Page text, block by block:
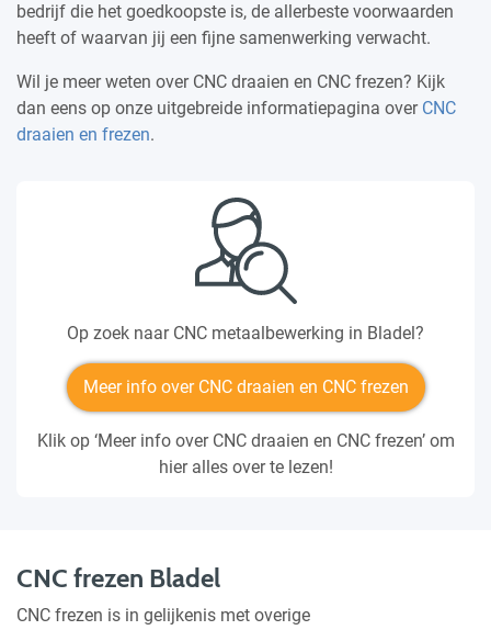
bedrijf die het goedkoopste is, de allerbeste voorwaarden
heeft of waarvan jij een fijne samenwerking verwacht.
Wil je meer weten over CNC draaien en CNC frezen? Kijk
dan eens op onze uitgebreide informatiepagina over CNC
draaien en frezen.
Op zoek naar CNC metaalbewerking in Bladel?
Meer info over CNC draaien en CNC frezen
Klik op ‘Meer info over CNC draaien en CNC frezen’ om
hier alles over te lezen!
CNC frezen Bladel
CNC frezen is in gelijkenis met overige